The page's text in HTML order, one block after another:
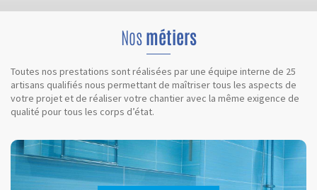
Nosmétiers
Toutes nos prestations sont réalisées par une équipe interne de 25
artisans qualifiés nous permettant de maîtriser tous les aspects de
votre projet et de réaliser votre chantier avec la même exigence de
qualité pour tous les corps d’état.